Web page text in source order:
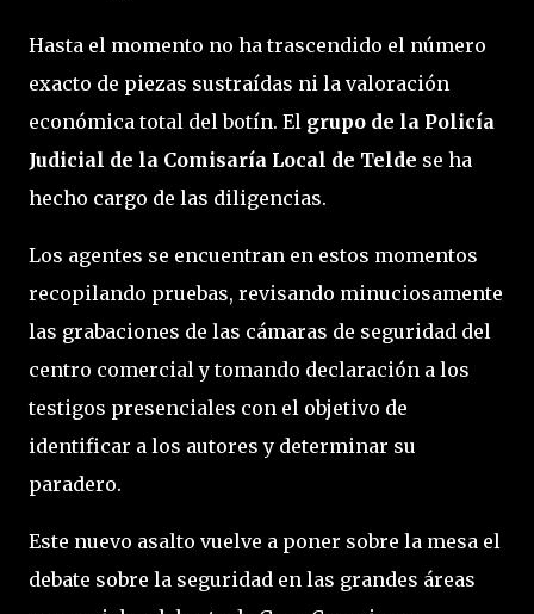
Hasta el momento no ha trascendido el número
exacto de piezas sustraídas ni la valoración
económica total del botín. El grupo de la Policía
Judicial de la Comisaría Local de Telde se ha
hecho cargo de las diligencias.
Los agentes se encuentran en estos momentos
recopilando pruebas, revisando minuciosamente
las grabaciones de las cámaras de seguridad del
centro comercial y tomando declaración a los
testigos presenciales con el objetivo de
identificar a los autores y determinar su
paradero.
Este nuevo asalto vuelve a poner sobre la mesa el
debate sobre la seguridad en las grandes áreas